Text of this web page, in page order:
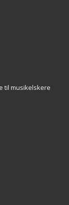
til musikelskere